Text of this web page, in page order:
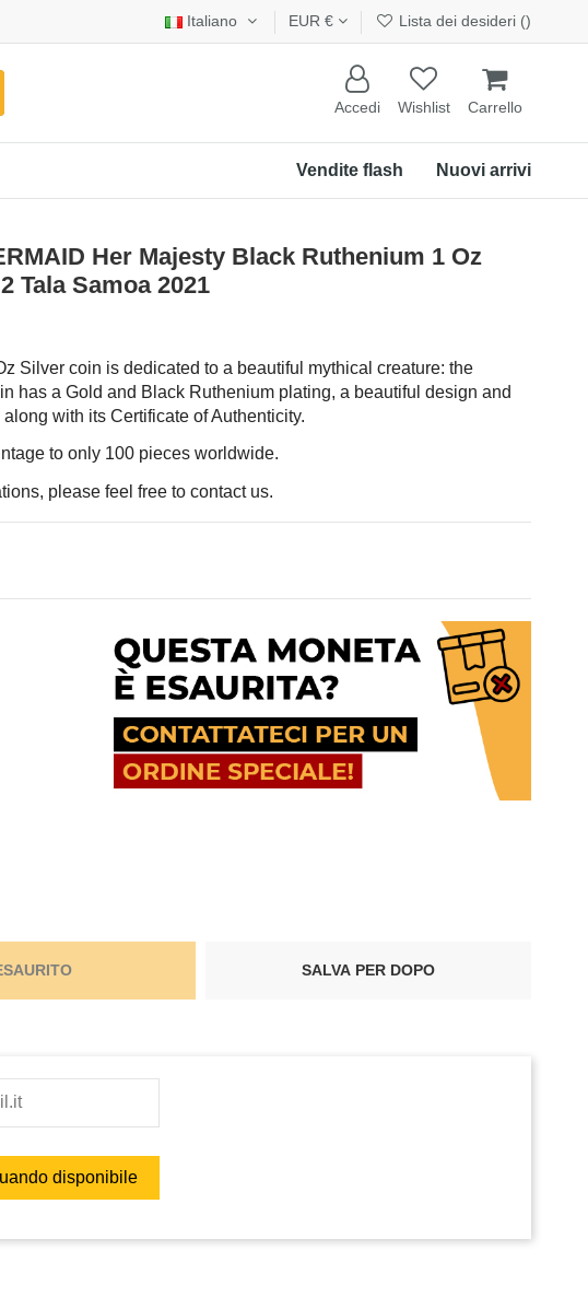
Italiano EUR € Lista dei desideri ()
Accedi Wishlist Carrello
Nuovi arrivi
Vendite flash
Her Majesty Black Ruthenium 1 Oz
Tala Samoa 2021
Silver coin is dedicated to a beautiful mythical creature: the
has a Gold and Black Ruthenium plating, a beautiful design and
with its Certificate of Authenticity.
to only 100 pieces worldwide.
please feel free to contact us.
SALVA PER DOPO